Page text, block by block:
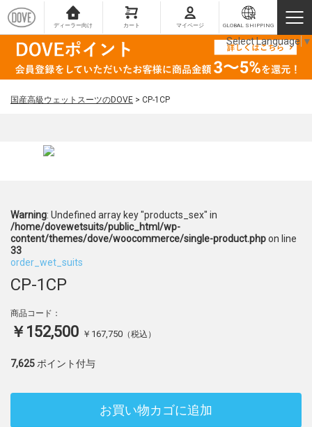
ディーラー向け カート マイページ GLOBAL SHIPPING
国産高級ウェットスーツのDOVE > CP-1CP
Warning: Undefined array key "products_sex" in
/home/dovewetsuits/public_html/wp-
content/themes/dove/woocommerce/single-product.phpon line
33
order_wet_suits
CP-1CP
商品コード：
￥152,500 ￥167,750 （税込）
7,625 ポイント付与
お買い物カゴに追加
Select Language ▼